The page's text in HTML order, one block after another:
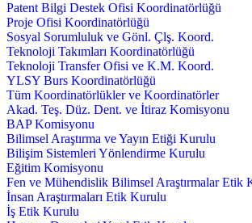
Patent Bilgi Destek Ofisi Koordinatörlüğü
Proje Ofisi Koordinatörlüğü
Sosyal Sorumluluk ve Gönl. Çlş. Koord.
Teknoloji Takımları Koordinatörlüğü
Teknoloji Transfer Ofisi ve K.M. Koord.
YLSY Burs Koordinatörlüğü
Tüm Koordinatörlükler ve Koordinatörler
Akad. Teş. Düz. Dent. ve İtiraz Komisyonu
BAP Komisyonu
Bilimsel Araştırma ve Yayın Etiği Kurulu
Bilişim Sistemleri Yönlendirme Kurulu
Eğitim Komisyonu
Fen ve Mühendislik Bilimsel Araştırmalar Etik
İnsan Araştırmaları Etik Kurulu
İş Etik Kurulu